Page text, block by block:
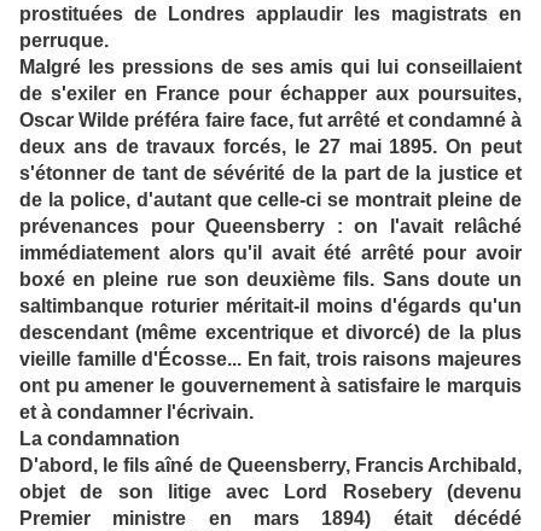
prostituées de Londres applaudir les magistrats en
perruque.
Malgré les pressions de ses amis qui lui conseillaient
de s'exiler en France pour échapper aux poursuites,
Oscar Wilde préféra faire face, fut arrêté et condamné à
deux ans de travaux forcés, le 27 mai 1895. On peut
s'étonner de tant de sévérité de la part de la justice et
de la police, d'autant que celle-ci se montrait pleine de
prévenances pour Queensberry : on l'avait relâché
immédiatement alors qu'il avait été arrêté pour avoir
boxé en pleine rue son deuxième fils. Sans doute un
saltimbanque roturier méritait-il moins d'égards qu'un
descendant (même excentrique et divorcé) de la plus
vieille famille d'Écosse... En fait, trois raisons majeures
ont pu amener le gouvernement à satisfaire le marquis
et à condamner l'écrivain.
La condamnation
D'abord, le fils aîné de Queensberry, Francis Archibald,
objet de son litige avec Lord Rosebery (devenu
Premier ministre en mars 1894) était décédé